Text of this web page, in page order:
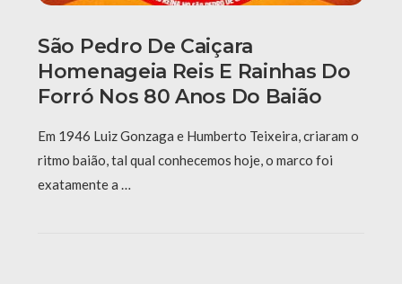
São Pedro De Caiçara
Homenageia Reis E Rainhas Do
Forró Nos 80 Anos Do Baião
Em 1946 Luiz Gonzaga e Humberto Teixeira, criaram o
ritmo baião, tal qual conhecemos hoje, o marco foi
exatamente a …